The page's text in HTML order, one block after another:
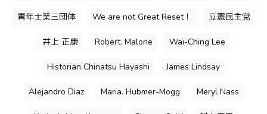
青年士業三団体 We are not Great Reset！ 立憲民主党
井上 正康 Robert. Malone Wai-Ching Lee
Historian Chinatsu Hayashi James Lindsay
Alejandro Diaz Maria. Hubmer-Mogg Meryl Nass